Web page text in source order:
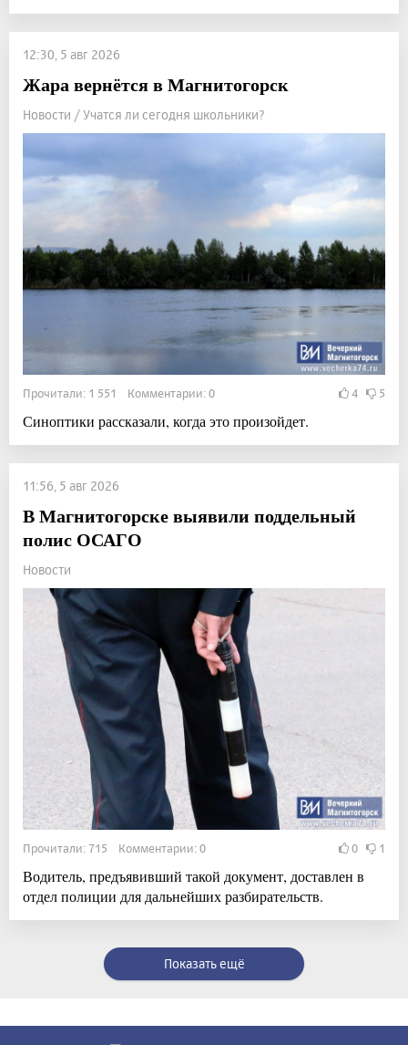
12:30, 5 авг 2026
Жара вернётся в Магнитогорск
Новости / Учатся ли сегодня школьники?
Прочитали: 1 551 Комментарии: 0 4 5
Синоптики рассказали, когда это произойдет.
11:56, 5 авг 2026
В Магнитогорске выявили поддельный
полис ОСАГО
Новости
Прочитали: 715 Комментарии: 0 0 1
Водитель, предъявивший такой документ, доставлен в
отдел полиции для дальнейших разбирательств.
Показать ещё